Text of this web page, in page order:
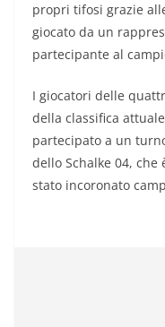
propri tifosi grazie
giocato da un
partecipante al
I giocatori delle
della classifica
partecipato a un
dello Schalke 04,
stato incoronato